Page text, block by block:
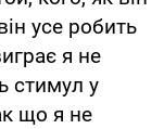
усе робить
я не
стимул у
що я не